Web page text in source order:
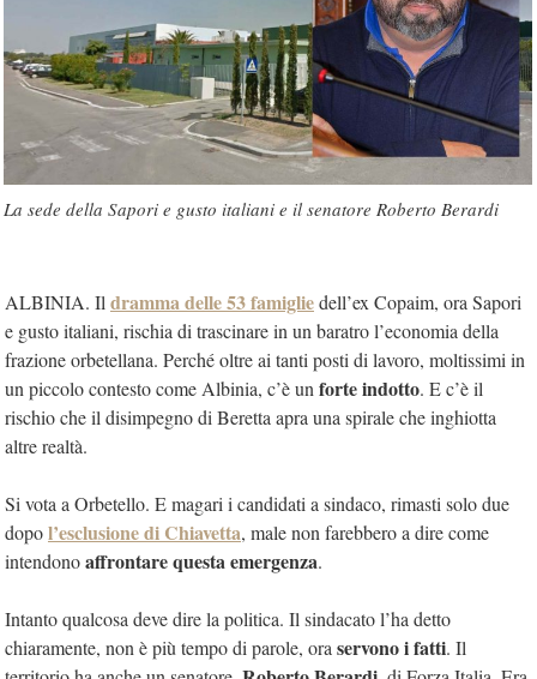
La sede della Sapori e gusto italiani e il senatore Roberto Berardi
ALBINIA. Ildramma delle 53 famigliedell’ex Copaim, ora Sapori
e gusto italiani, rischia di trascinare in un baratro l’economia della
frazione orbetellana. Perché oltre ai tanti posti di lavoro, moltissimi in
un piccolo contesto come Albinia, c’è unforte indotto. E c’è il
rischio che il disimpegno di Beretta apra una spirale che inghiotta
altre realtà.
Si vota a Orbetello. E magari i candidati a sindaco, rimasti solo due
dopol’esclusione di Chiavetta, male non farebbero a dire come
intendonoaffrontare questa emergenza.
Intanto qualcosa deve dire la politica. Il sindacato l’ha detto
chiaramente, non è più tempo di parole, oraservono i fatti. Il